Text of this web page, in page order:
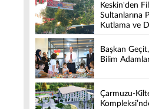
Keskin'den
Sultanlarına
Kutlama ve
Başkan
Bilim
Çarmuzu-